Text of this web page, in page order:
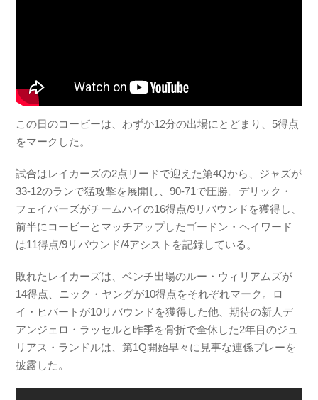
この日のコービーは、わずか12分の出場にとどまり、5得点
をマークした。
試合はレイカーズの2点リードで迎えた第4Qから、ジャズが
33-12のランで猛攻撃を展開し、90-71で圧勝。デリック・
フェイバーズがチームハイの16得点/9リバウンドを獲得し、
前半にコービーとマッチアップしたゴードン・ヘイワード
は11得点/9リバウンド/4アシストを記録している。
敗れたレイカーズは、ベンチ出場のルー・ウィリアムズが
14得点、ニック・ヤングが10得点をそれぞれマーク。ロ
イ・ヒバートが10リバウンドを獲得した他、期待の新人デ
アンジェロ・ラッセルと昨季を骨折で全休した2年目のジュ
リアス・ランドルは、第1Q開始早々に見事な連係プレーを
披露した。